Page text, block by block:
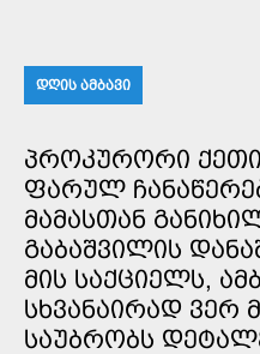
ᲓᲦᲘᲡ ᲐᲛᲑᲐᲕᲘ
ᲞᲠᲝᲙᲣᲠᲝᲠᲘ ᲥᲔᲗᲘ
ᲤᲐᲠᲣᲚ
ᲛᲐᲛᲐᲡᲗᲐᲜ
ᲒᲐᲑᲐᲨᲕᲘᲚᲘᲡ
ᲛᲘᲡ ᲡᲐᲥᲪᲘᲔᲚᲡ,
ᲡᲮᲕᲐᲜᲐᲘᲠᲐᲓ ᲕᲔᲠ
ᲡᲐᲣᲑᲠᲝᲑᲡ